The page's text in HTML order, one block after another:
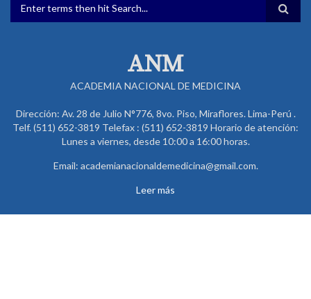
FORMULARIO DE BÚSQUEDA
ANM
ACADEMIA NACIONAL DE MEDICINA
Dirección: Av. 28 de Julio N°776, 8vo. Piso, Miraflores. Lima-Perú .
Telf. (511) 652-3819 Telefax : (511) 652-3819 Horario de atención:
Lunes a viernes, desde 10:00 a 16:00 horas.
Email: academianacionaldemedicina@gmail.com.
Leer más